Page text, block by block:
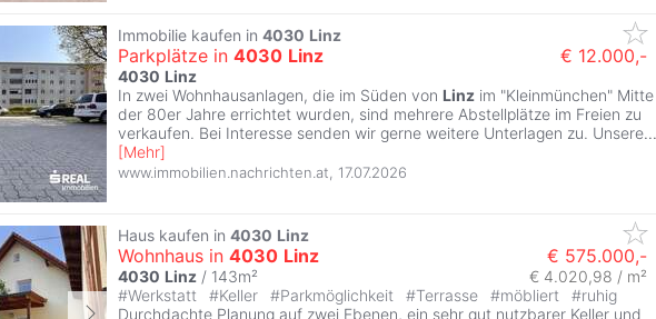
Immobilie kaufen in 4030 Linz
Parkplätze in 4030 Linz € 12.000,-
4030 Linz
In zwei Wohnhausanlagen, die im Süden von Linz im "Kleinmünchen" Mitte
der 80er Jahre errichtet wurden, sind mehrere Abstellplätze im Freien zu
verkaufen. Bei Interesse senden wir gerne weitere Unterlagen zu. Unsere...
[Mehr]
www.immobilien.nachrichten.at 17.07.2026
Haus kaufen in 4030 Linz
Wohnhaus in 4030 Linz € 575.000,-
4030 Linz / 143m² € 4.020,98 / m²
#Werkstatt #Keller #Parkmöglichkeit #Terrasse #möbliert #ruhig
Durchdachte Planung auf zwei Ebenen, ein sehr gut nutzbarer Keller und